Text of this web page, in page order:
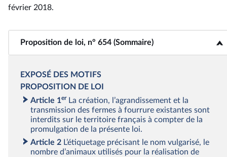
février 2018.
Proposition de loi, n° 654 (Sommaire)
<b>Proposition de loi, n° 654 (Sommaire)</b>
EXPOSÉ DES MOTIFS
PROPOSITION DE LOI
Article 1er La création, l’agrandissement et la
transmission des fermes à fourrure existantes sont
interdits sur le territoire français à compter de la
promulgation de la présente loi.
Article 2 L’étiquetage précisant le nom vulgarisé, le
nombre d’animaux utilisés pour la réalisation de